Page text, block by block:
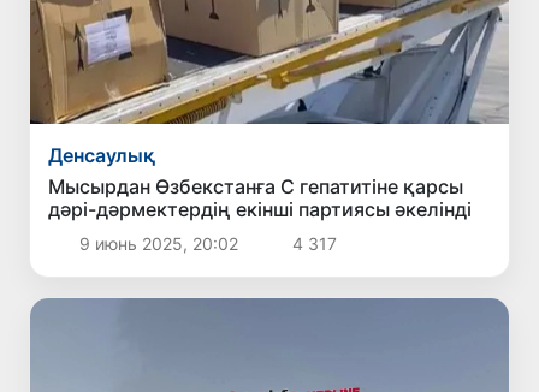
Денсаулық
Мысырдан Өзбекстанға С гепатитіне қарсы
дәрі-дәрмектердің екінші партиясы әкелінді
9 июнь 2025, 20:02 4 317